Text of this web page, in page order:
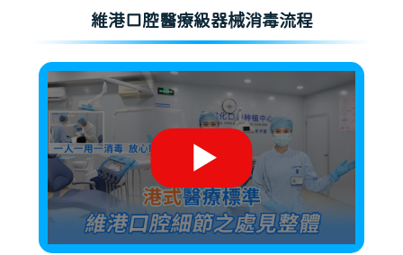
維港口腔醫療級器械消毒流程